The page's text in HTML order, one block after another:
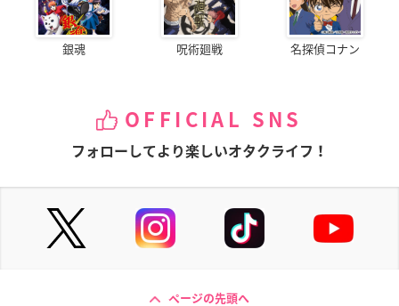
銀魂 呪術廻戦 名探偵コナン
OFFICIAL SNS
フォローしてより楽しいオタクライフ！
ページの先頭へ